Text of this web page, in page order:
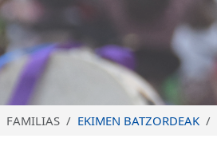
FAMILIAS EKIMEN BATZORDEAK